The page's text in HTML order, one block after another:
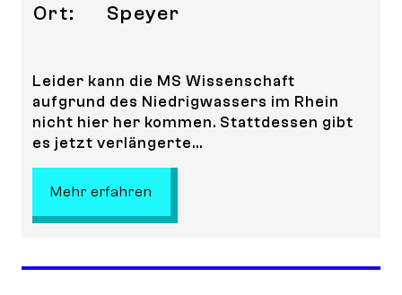
Ort:
Speyer
Leider kann die MS Wissenschaft
aufgrund des Niedrigwassers im Rhein
nicht hier her kommen. Stattdessen gibt
es jetzt verlängerte...
Mehr erfahren